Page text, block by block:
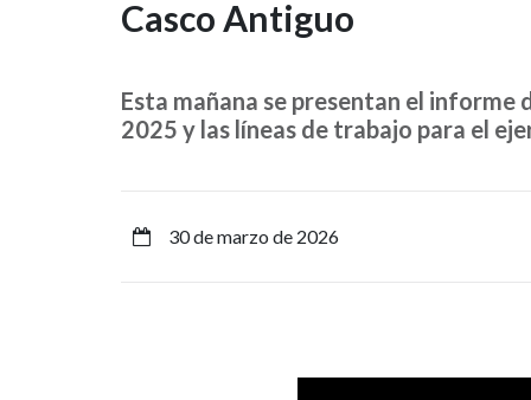
Iruña
Biziberritzen
termina
450.000
Casco Antiguo
Esta mañana se presentan el informe
2025 y las líneas de trabajo para el
30 de marzo de 2026